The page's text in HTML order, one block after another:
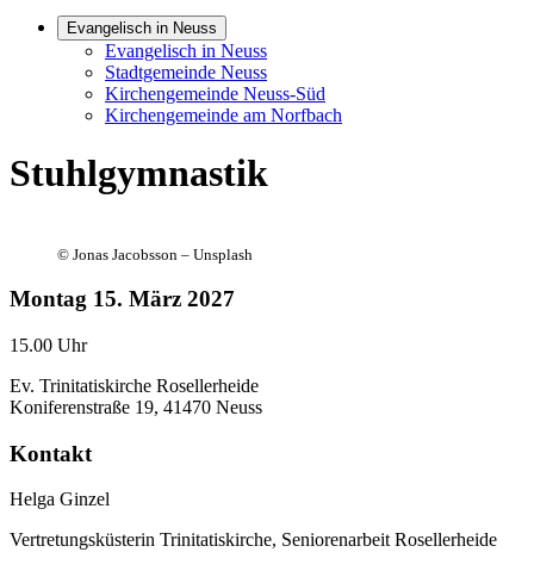
Evangelisch in Neuss
Evangelisch in Neuss
Stadtgemeinde Neuss
Kirchengemeinde Neuss-Süd
Kirchengemeinde am Norfbach
Stuhlgymnastik
© Jonas Jacobsson – Unsplash
Montag 15. März 2027
15.00 Uhr
Ev. Trinitatiskirche Rosellerheide
Koniferenstraße 19, 41470 Neuss
Kontakt
Helga Ginzel
Vertretungsküsterin Trinitatiskirche, Seniorenarbeit Rosellerheide